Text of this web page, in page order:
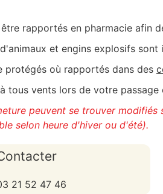
rapportés en pharmacie
et engins explosifs sont
protégés où rapportés dans des
tous vents lors de votre
peuvent se trouver
selon heure d'hiver ou d'été).
21 52 47 46